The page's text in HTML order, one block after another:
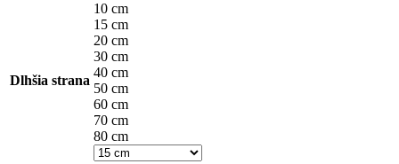
Dlhšia strana
10 cm
15 cm
20 cm
30 cm
40 cm
50 cm
60 cm
70 cm
80 cm